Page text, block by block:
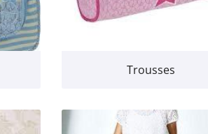
Trousses